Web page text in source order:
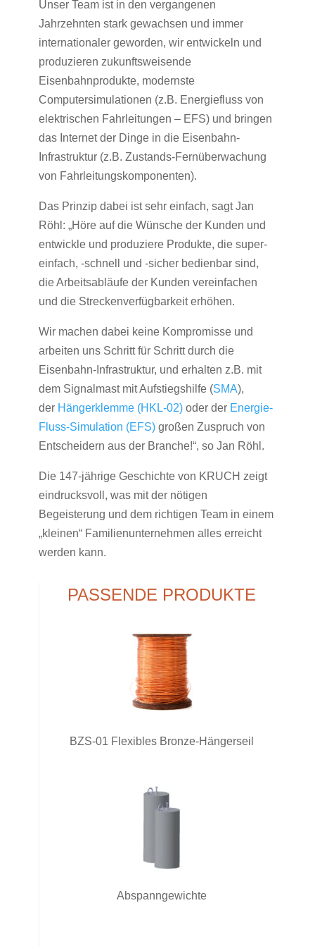
Unser Team ist in den vergangenen
Jahrzehnten stark gewachsen und immer
internationaler geworden, wir entwickeln und
produzieren zukunftsweisende
Eisenbahnprodukte, modernste
Computersimulationen (z.B. Energiefluss von
elektrischen Fahrleitungen – EFS) und bringen
das Internet der Dinge in die Eisenbahn-
Infrastruktur (z.B. Zustands-Fernüberwachung
von Fahrleitungskomponenten).
Das Prinzip dabei ist sehr einfach, sagt Jan
Röhl: „Höre auf die Wünsche der Kunden und
entwickle und produziere Produkte, die super-
einfach, -schnell und -sicher bedienbar sind,
die Arbeitsabläufe der Kunden vereinfachen
und die Streckenverfügbarkeit erhöhen.
Wir machen dabei keine Kompromisse und
arbeiten uns Schritt für Schritt durch die
Eisenbahn-Infrastruktur, und erhalten z.B. mit
dem Signalmast mit Aufstiegshilfe (SMA),
der Hängerklemme (HKL-02)oder der Energie-
Fluss-Simulation (EFS)großen Zuspruch von
Entscheidern aus der Branche!“, so Jan Röhl.
Die 147-jährige Geschichte von KRUCH zeigt
eindrucksvoll, was mit der nötigen
Begeisterung und dem richtigen Team in einem
„kleinen“ Familienunternehmen alles erreicht
werden kann.
PASSENDE PRODUKTE
BZS-01 Flexibles Bronze-Hängerseil
Abspanngewichte